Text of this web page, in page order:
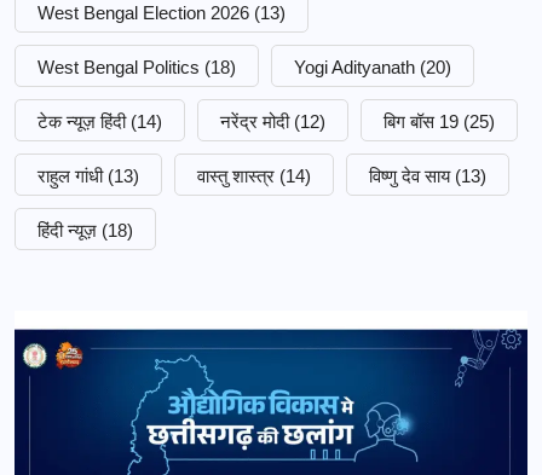
West Bengal Election 2026 (13)
West Bengal Politics (18) Yogi Adityanath (20)
टेक न्यूज़ हिंदी (14) नरेंद्र मोदी (12) बिग बॉस 19 (25)
राहुल गांधी (13) वास्तु शास्त्र (14) विष्णु देव साय (13)
हिंदी न्यूज़ (18)